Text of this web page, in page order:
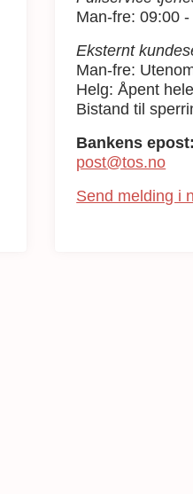
Man-fre: 09:00
Eksternt
Man-fre:
Helg: Åpent
Bistand til
Bankens epost:
post@tos.no
Send melding i